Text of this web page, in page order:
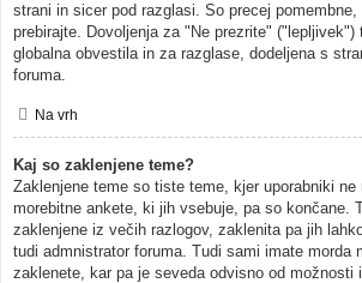
strani in sicer pod razglasi. So precej pomembne,
prebirajte. Dovoljenja za "Ne prezrite"
globalna obvestila in za razglase, dodeljena s
foruma.
Na vrh
Kaj so zaklenjene teme?
Zaklenjene teme so tiste teme, kjer uporabniki ne
morebitne ankete, ki jih vsebuje, pa so končane.
zaklenjene iz večih razlogov, zaklenita pa jih
tudi admnistrator foruma. Tudi sami imate morda
zaklenete, kar pa je seveda odvisno od možnosti